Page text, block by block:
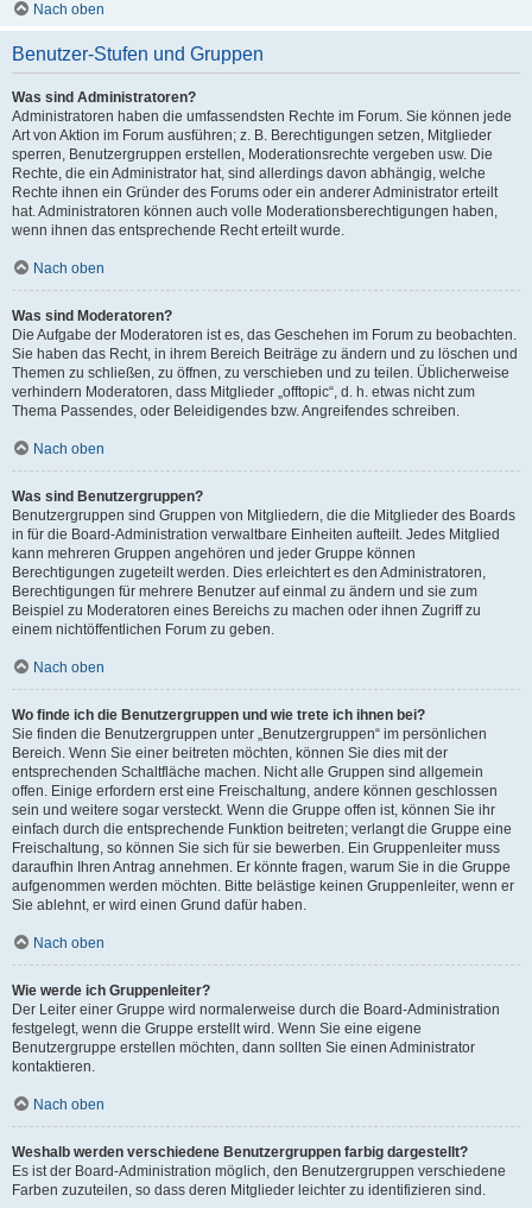
Nach oben
Benutzer-Stufen und Gruppen
Was sind Administratoren?
Administratoren haben die umfassendsten Rechte im Forum. Sie können jede
Art von Aktion im Forum ausführen; z. B. Berechtigungen setzen, Mitglieder
sperren, Benutzergruppen erstellen, Moderationsrechte vergeben usw. Die
Rechte, die ein Administrator hat, sind allerdings davon abhängig, welche
Rechte ihnen ein Gründer des Forums oder ein anderer Administrator erteilt
hat. Administratoren können auch volle Moderationsberechtigungen haben,
wenn ihnen das entsprechende Recht erteilt wurde.
Nach oben
Was sind Moderatoren?
Die Aufgabe der Moderatoren ist es, das Geschehen im Forum zu beobachten.
Sie haben das Recht, in ihrem Bereich Beiträge zu ändern und zu löschen und
Themen zu schließen, zu öffnen, zu verschieben und zu teilen. Üblicherweise
verhindern Moderatoren, dass Mitglieder „offtopic“, d. h. etwas nicht zum
Thema Passendes, oder Beleidigendes bzw. Angreifendes schreiben.
Nach oben
Was sind Benutzergruppen?
Benutzergruppen sind Gruppen von Mitgliedern, die die Mitglieder des Boards
in für die Board-Administration verwaltbare Einheiten aufteilt. Jedes Mitglied
kann mehreren Gruppen angehören und jeder Gruppe können
Berechtigungen zugeteilt werden. Dies erleichtert es den Administratoren,
Berechtigungen für mehrere Benutzer auf einmal zu ändern und sie zum
Beispiel zu Moderatoren eines Bereichs zu machen oder ihnen Zugriff zu
einem nichtöffentlichen Forum zu geben.
Nach oben
Wo finde ich die Benutzergruppen und wie trete ich ihnen bei?
Sie finden die Benutzergruppen unter „Benutzergruppen“ im persönlichen
Bereich. Wenn Sie einer beitreten möchten, können Sie dies mit der
entsprechenden Schaltfläche machen. Nicht alle Gruppen sind allgemein
offen. Einige erfordern erst eine Freischaltung, andere können geschlossen
sein und weitere sogar versteckt. Wenn die Gruppe offen ist, können Sie ihr
einfach durch die entsprechende Funktion beitreten; verlangt die Gruppe eine
Freischaltung, so können Sie sich für sie bewerben. Ein Gruppenleiter muss
daraufhin Ihren Antrag annehmen. Er könnte fragen, warum Sie in die Gruppe
aufgenommen werden möchten. Bitte belästige keinen Gruppenleiter, wenn er
Sie ablehnt, er wird einen Grund dafür haben.
Nach oben
Wie werde ich Gruppenleiter?
Der Leiter einer Gruppe wird normalerweise durch die Board-Administration
festgelegt, wenn die Gruppe erstellt wird. Wenn Sie eine eigene
Benutzergruppe erstellen möchten, dann sollten Sie einen Administrator
kontaktieren.
Nach oben
Weshalb werden verschiedene Benutzergruppen farbig dargestellt?
Es ist der Board-Administration möglich, den Benutzergruppen verschiedene
Farben zuzuteilen, so dass deren Mitglieder leichter zu identifizieren sind.